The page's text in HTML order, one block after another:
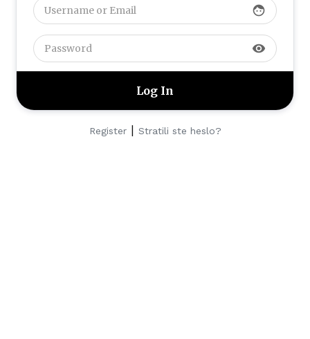
face
visibility
Register| Stratili ste heslo?